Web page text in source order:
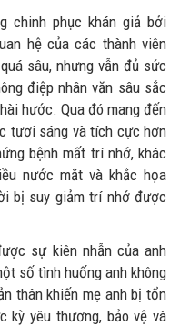
chinh phục khán giả bởi
hệ của các thành viên
sâu, nhưng vẫn đủ sức
điệp nhân văn sâu sắc
hước. Qua đó mang đến
tươi sáng và tích cực hơn
bệnh mất trí nhớ, khác
nước mắt và khắc họa
bị suy giảm trí nhớ được
sự kiên nhẫn của anh
số tình huống anh không
thân khiến mẹ anh bị tổn
kỳ yêu thương, bảo vệ và